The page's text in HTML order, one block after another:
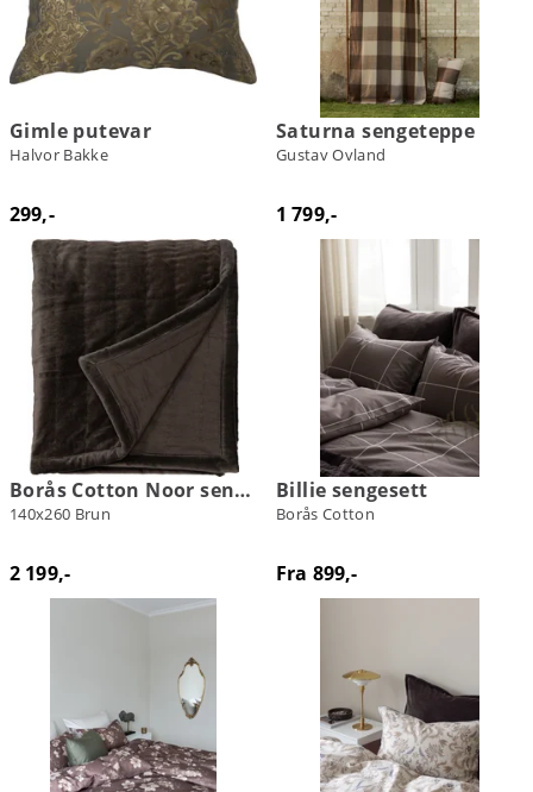
Gimle putevar
Halvor Bakke
299,-
Saturna sengeteppe
Gustav Ovland
1 799,-
Borås Cotton Noor sengeteppe
140x260 Brun
2 199,-
Billie sengesett
Borås Cotton
Fra 899,-